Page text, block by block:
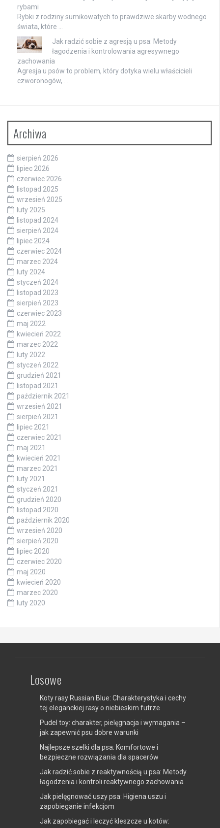
rybami
Rybki z rodziny sumikowatych to prawdziwe skarby wodnego
świata, które …
Jak radzić sobie z agresją u psa: Metody
łagodzenia i kontrolowania agresywnego
zachowania
Agresja u psów to problem, który dotyka wielu właścicieli
czworonogów, …
Archiwa
sierpień 2026
lipiec 2026
czerwiec 2026
listopad 2025
wrzesień 2025
luty 2025
listopad 2024
sierpień 2024
lipiec 2024
czerwiec 2024
marzec 2024
luty 2024
styczeń 2024
listopad 2023
sierpień 2023
czerwiec 2023
maj 2022
kwiecień 2022
marzec 2022
luty 2022
styczeń 2022
grudzień 2021
listopad 2021
październik 2021
wrzesień 2021
sierpień 2021
lipiec 2021
czerwiec 2021
maj 2021
kwiecień 2021
marzec 2021
luty 2021
styczeń 2021
grudzień 2020
listopad 2020
październik 2020
wrzesień 2020
sierpień 2020
lipiec 2020
czerwiec 2020
maj 2020
kwiecień 2020
marzec 2020
luty 2020
Losowe
Koty rasy Russian Blue: Charakterystyka i cechy
tej eleganckiej rasy o niebieskim futrze
Pudel toy: charakter, pielęgnacja i wymagania –
jak zapewnić psu dobre warunki
Najlepsze szelki dla psa: Komfortowe i
bezpieczne rozwiązania dla spacerów
Jak radzić sobie z reaktywnością u psa: Metody
łagodzenia i kontroli reaktywnego zachowania
Jak pielęgnować uszy psa: Higiena uszu i
zapobieganie infekcjom
Jak zapobiegać i leczyć kleszcze u kotów: